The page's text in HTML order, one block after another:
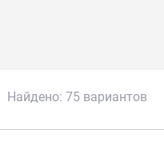
Найдено: 75 вариантов